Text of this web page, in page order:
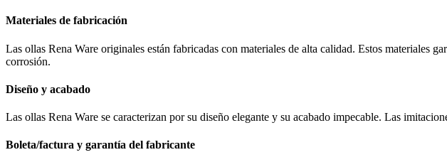
Materiales de fabricación
Las ollas Rena Ware originales están fabricadas con materiales de alta calidad. Estos materiales
corrosión.
Diseño y acabado
Las ollas Rena Ware se caracterizan por su diseño elegante y su acabado impecable. Las
Boleta/factura y garantía del fabricante